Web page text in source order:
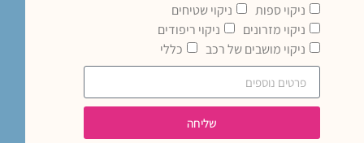
ניקוי ספות
ניקוי שטיחים
ניקוי מזרונים
ניקוי ריפודים
ניקוי מושבים של רכב
כללי
שליחה